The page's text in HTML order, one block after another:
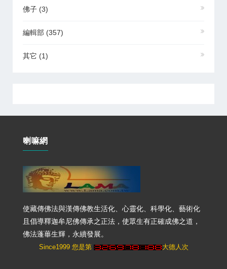
佛子 (3)
編輯部 (357)
其它 (1)
喇嘛網
使藏傳佛法與漢傳佛教生活化、心靈化、科學化、藝術化
且倡導釋迦牟尼佛傳承之正法，使眾生有正確成佛之道，
佛法蓬蓽生輝，永續發展。
Since1999 您是第 大德人次